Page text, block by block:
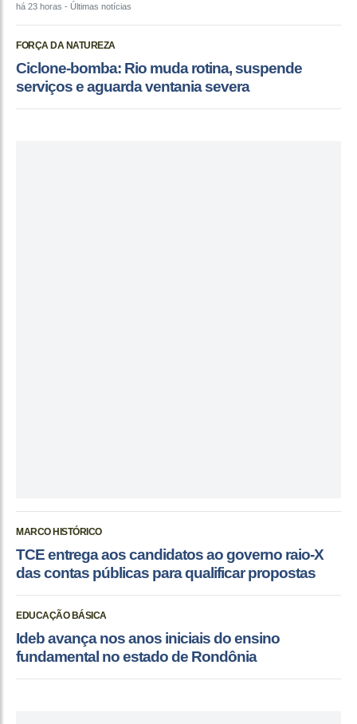
há 23 horas - Últimas notícias
FORÇA DA NATUREZA
Ciclone-bomba: Rio muda rotina, suspende
serviços e aguarda ventania severa
MARCO HISTÓRICO
TCE entrega aos candidatos ao governo raio-X
das contas públicas para qualificar propostas
EDUCAÇÃO BÁSICA
Ideb avança nos anos iniciais do ensino
fundamental no estado de Rondônia